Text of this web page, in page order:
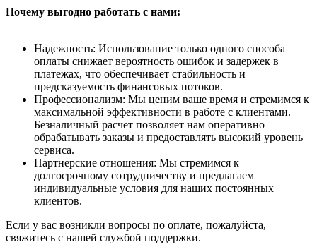
Почему выгодно работать с нами:
Надежность: Использование только одного способа
оплаты снижает вероятность ошибок и задержек в
платежах, что обеспечивает стабильность и
предсказуемость финансовых потоков.
Профессионализм: Мы ценим ваше время и стремимся к
максимальной эффективности в работе с клиентами.
Безналичный расчет позволяет нам оперативно
обрабатывать заказы и предоставлять высокий уровень
сервиса.
Партнерские отношения: Мы стремимся к
долгосрочному сотрудничеству и предлагаем
индивидуальные условия для наших постоянных
клиентов.
Если у вас возникли вопросы по оплате, пожалуйста,
свяжитесь с нашей службой поддержки.